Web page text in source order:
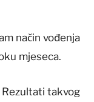
način vođenja
mjeseca.
Rezultati takvog